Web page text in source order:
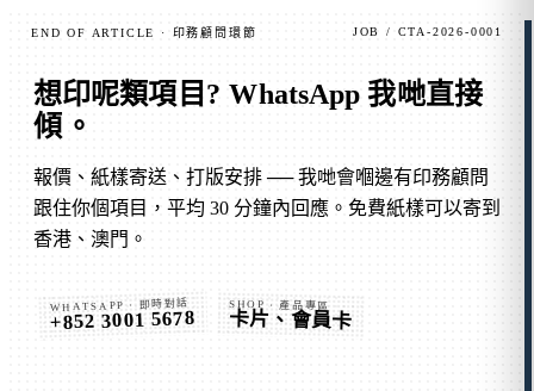
END OF ARTICLE · 印務顧問環節 JOB / CTA-2026-0001
想印呢類項目? WhatsApp 我哋直接
傾 。
報價、紙樣寄送、打版安排 ── 我哋會嗰邊有印務顧問
跟住你個項目，平均 30 分鐘內回應。免費紙樣可以寄到
香港、澳門。
WHATSAPP · 即時對話
+852 3001 5678
SHOP · 產品專區
卡片、會員卡